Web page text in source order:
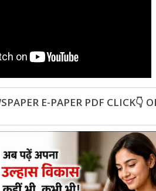
E-PAPER PDF CLICK👇